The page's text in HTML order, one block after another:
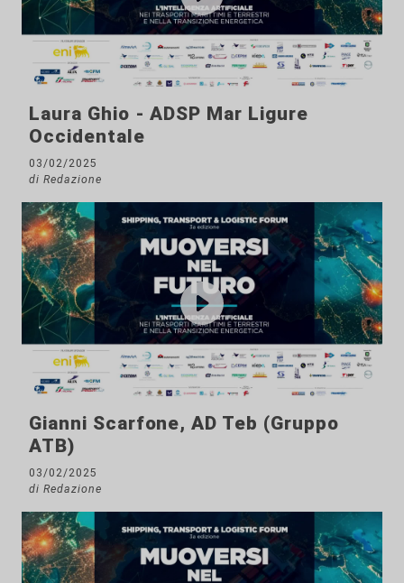
Laura Ghio - ADSP Mar Ligure
Occidentale
03/02/2025
di Redazione
Gianni Scarfone, AD Teb (Gruppo
ATB)
03/02/2025
di Redazione